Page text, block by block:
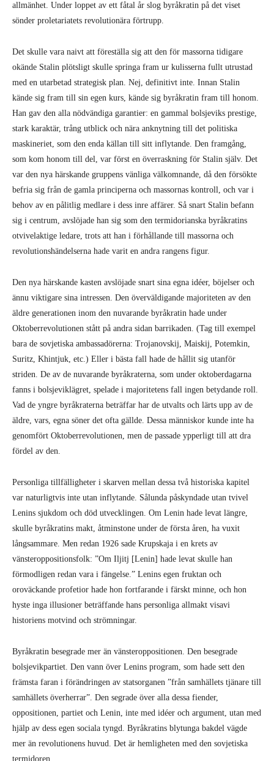
allmänhet. Under loppet av ett fåtal år slog byråkratin på det viset
sönder proletariatets revolutionära förtrupp.
Det skulle vara naivt att föreställa sig att den för massorna tidigare
okände Stalin plötsligt skulle springa fram ur kulisserna fullt utrustad
med en utarbetad strategisk plan. Nej, definitivt inte. Innan Stalin
kände sig fram till sin egen kurs, kände sig byråkratin fram till honom.
Han gav den alla nödvändiga garantier: en gammal bolsjeviks prestige,
stark karaktär, trång utblick och nära anknytning till det politiska
maskineriet, som den enda källan till sitt inflytande. Den framgång,
som kom honom till del, var först en överraskning för Stalin själv. Det
var den nya härskande gruppens vänliga välkomnande, då den försökte
befria sig från de gamla principerna och massornas kontroll, och var i
behov av en pålitlig medlare i dess inre affärer. Så snart Stalin befann
sig i centrum, avslöjade han sig som den termidorianska byråkratins
otvivelaktige ledare, trots att han i förhållande till massorna och
revolutionshändelserna hade varit en andra rangens figur.
Den nya härskande kasten avslöjade snart sina egna idéer, böjelser och
ännu viktigare sina intressen. Den överväldigande majoriteten av den
äldre generationen inom den nuvarande byråkratin hade under
Oktoberrevolutionen stått på andra sidan barrikaden. (Tag till exempel
bara de sovjetiska ambassadörerna: Trojanovskij, Maiskij, Potemkin,
Suritz, Khintjuk, etc.) Eller i bästa fall hade de hållit sig utanför
striden. De av de nuvarande byråkraterna, som under oktoberdagarna
fanns i bolsjeviklägret, spelade i majoritetens fall ingen betydande roll.
Vad de yngre byråkraterna beträffar har de utvalts och lärts upp av de
äldre, vars, egna söner det ofta gällde. Dessa människor kunde inte ha
genomfört Oktoberrevolutionen, men de passade ypperligt till att dra
fördel av den.
Personliga tillfälligheter i skarven mellan dessa två historiska kapitel
var naturligtvis inte utan inflytande. Sålunda påskyndade utan tvivel
Lenins sjukdom och död utvecklingen. Om Lenin hade levat längre,
skulle byråkratins makt, åtminstone under de första åren, ha vuxit
långsammare. Men redan 1926 sade Krupskaja i en krets av
vänsteroppositionsfolk: ”Om Iljitj [Lenin] hade levat skulle han
förmodligen redan vara i fängelse.” Lenins egen fruktan och
oroväckande profetior hade hon fortfarande i färskt minne, och hon
hyste inga illusioner beträffande hans personliga allmakt visavi
historiens motvind och strömningar.
Byråkratin besegrade mer än vänsteroppositionen. Den besegrade
bolsjevikpartiet. Den vann över Lenins program, som hade sett den
främsta faran i förändringen av statsorganen ”från samhällets tjänare till
samhällets överherrar”. Den segrade över alla dessa fiender,
oppositionen, partiet och Lenin, inte med idéer och argument, utan med
hjälp av dess egen sociala tyngd. Byråkratins blytunga bakdel vägde
mer än revolutionens huvud. Det är hemligheten med den sovjetiska
termidoren.